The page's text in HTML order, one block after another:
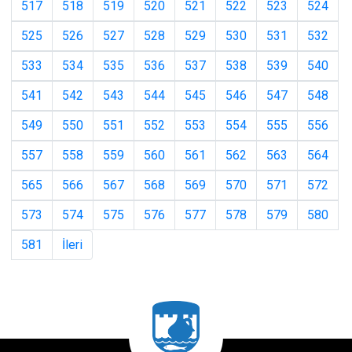
517 518 519 520 521 522 523
524
525
526 527 528 529 530 531
532
533
534 535 536 537 538 539
540
541
542 543 544 545 546 547
548
549
550 551 552 553 554 555
556
557
558 559 560 561 562 563
564
565
566 567 568 569 570 571
572
573
574 575 576 577 578 579
580
581
İleri